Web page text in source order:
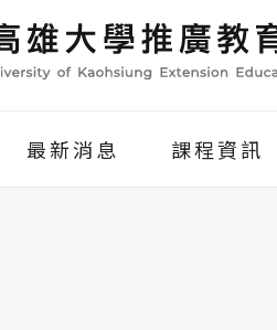
最新消息 課程資訊